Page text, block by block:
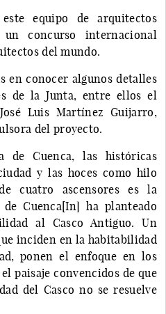
equipo de arquitectos
un concurso internacional
del mundo.
en conocer algunos detalles
de la Junta, entre ellos el
Luis Martínez Guijarro,
del proyecto.
de Cuenca, las históricas
y las hoces como hilo
cuatro ascensores es la
Cuenca[In] ha planteado
al Casco Antiguo. Un
inciden en la habitabilidad
ponen el enfoque en los
paisaje convencidos de que
del Casco no se resuelve